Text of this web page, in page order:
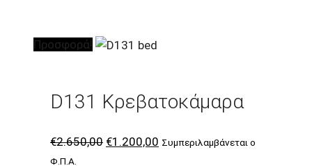
Προσφορά!
D131 Κρεβατοκάμαρα
€2.650,00 Original
€1.200,00 Η
Συμπεριλαμβάνεται ο
Φ.Π.Α.